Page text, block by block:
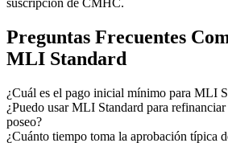
suscripción de CMHC.
Preguntas Frecuentes
MLI Standard
¿Cuál es el pago inicial mínimo para MLI
¿Puedo usar MLI Standard para
poseo?
¿Cuánto tiempo toma la aprobación típica